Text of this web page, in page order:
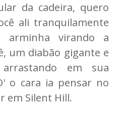
da cadeira, quero
ali tranquilamente
arminha virando a
um diabão gigante e
em sua
o cara ia pensar no
em Silent Hill.